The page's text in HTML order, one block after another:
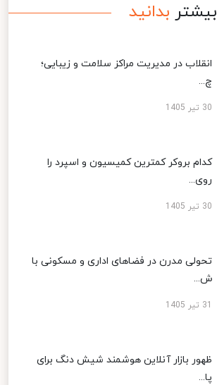
بیشتر بدانید
انقلاب در مدیریت مراکز سلامت و زیبایی؛
چ...
30 تیر 1405
کدام بروکر کمترین کمیسیون و اسپرد را
روی...
30 تیر 1405
تحولی مدرن در فضاهای اداری و مسکونی با
ش...
ظهور بازار آنلاین هوشمند شیش دنگ برای
پا...